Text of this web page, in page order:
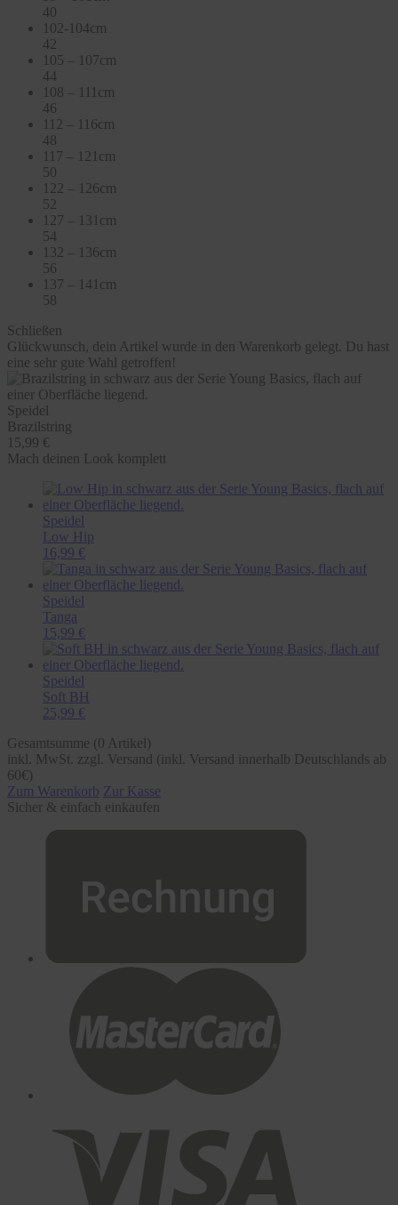
40
102-104cm
42
105 – 107cm
44
108 – 111cm
46
112 – 116cm
48
117 – 121cm
50
122 – 126cm
52
127 – 131cm
54
132 – 136cm
56
137 – 141cm
58
Schließen
Glückwunsch, dein Artikel wurde in den Warenkorb gelegt. Du hast
eine sehr gute Wahl getroffen!
Speidel
Brazilstring
15,99 €
Mach deinen Look komplett
Speidel
Low Hip
16,99 €
Speidel
Tanga
15,99 €
Speidel
Soft BH
25,99 €
Gesamtsumme (0 Artikel)
inkl. MwSt. zzgl. Versand (inkl. Versand innerhalb Deutschlands ab
60€)
Zum Warenkorb Zur Kasse
Sicher & einfach einkaufen